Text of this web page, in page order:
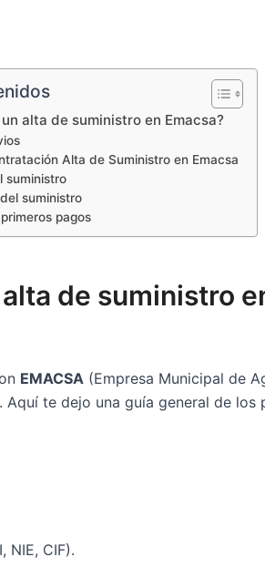
alta de suministro en Emacsa?
Alta de Suministro en Emacsa
suministro
suministro
pagos
de suministro
EMACSA (Empresa Municipal de
te dejo una guía general de los
NIE, CIF).